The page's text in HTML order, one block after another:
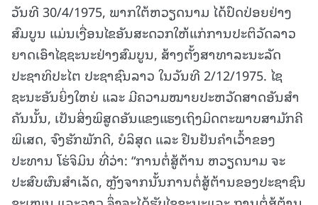
ວັນທີ 30/4/1975, ພາກໃຕ້ຫວຽດນາມ ໄດ້ປົດປ່ອຍຢ່າງ
ສົມບູນ ແມ່ນເງື່ອນໄຂອັນສະດວກໃຫ້ແກ່ການປະຕິວັດລາວ
ຍາດເອົາໄຊຊະນະຢ່າງສົມບູນ, ສ້າງຕັ້ງສາທາລະນະລັດ
ປະຊາທິປະໄຕ ປະຊາຊົນລາວ ໃນວັນທີ 2/12/1975. ໄຊ
ຊະນະອັນຍິ່ງໃຫຍ່ ແລະ ມີຄວາມໝາຍປະຫວັດສາດອັນສໍາ
ຄັນນັ້ນ, ເປັນສິ່ງພິສູດອັນແຂງແຮງເຖິງມິດຕະພາບສາມັກຄີ
ພິເສດ, ຈົງຮັກພັກດີ, ບໍລິສຸດ ແລະ ຢືນຢັນຄໍາເວົ້າຂອງ
ປະທານ ໂຮ່ຈິມິນ ທີ່ວ່າ: “ການຕໍ່ສູ້ຕ້ານ ຫວຽດນາມ ຈະ
ປະສົບຜົນສໍາເລັດ, ຫຼັງຈາກນັ້ນການຕໍ່ສູ້ຕ້ານຂອງປະຊາຊົນ